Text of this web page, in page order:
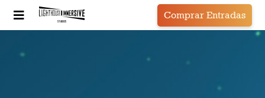
Comprar Entradas